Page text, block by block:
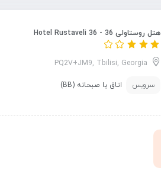
هتل روستاولی 36 - Hotel Rustaveli 36
PQ2V+JM9, Tbilisi, Georgia
سرویس اتاق با صبحانه (BB)